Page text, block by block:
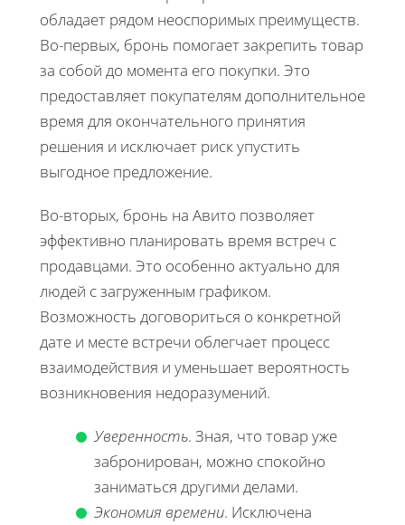
обладает рядом неоспоримых преимуществ.
Во-первых, бронь помогает закрепить товар
за собой до момента его покупки. Это
предоставляет покупателям дополнительное
время для окончательного принятия
решения и исключает риск упустить
выгодное предложение.
Во-вторых, бронь на Авито позволяет
эффективно планировать время встреч с
продавцами. Это особенно актуально для
людей с загруженным графиком.
Возможность договориться о конкретной
дате и месте встречи облегчает процесс
взаимодействия и уменьшает вероятность
возникновения недоразумений.
Уверенность. Зная, что товар уже
забронирован, можно спокойно
заниматься другими делами.
Экономия времени. Исключена